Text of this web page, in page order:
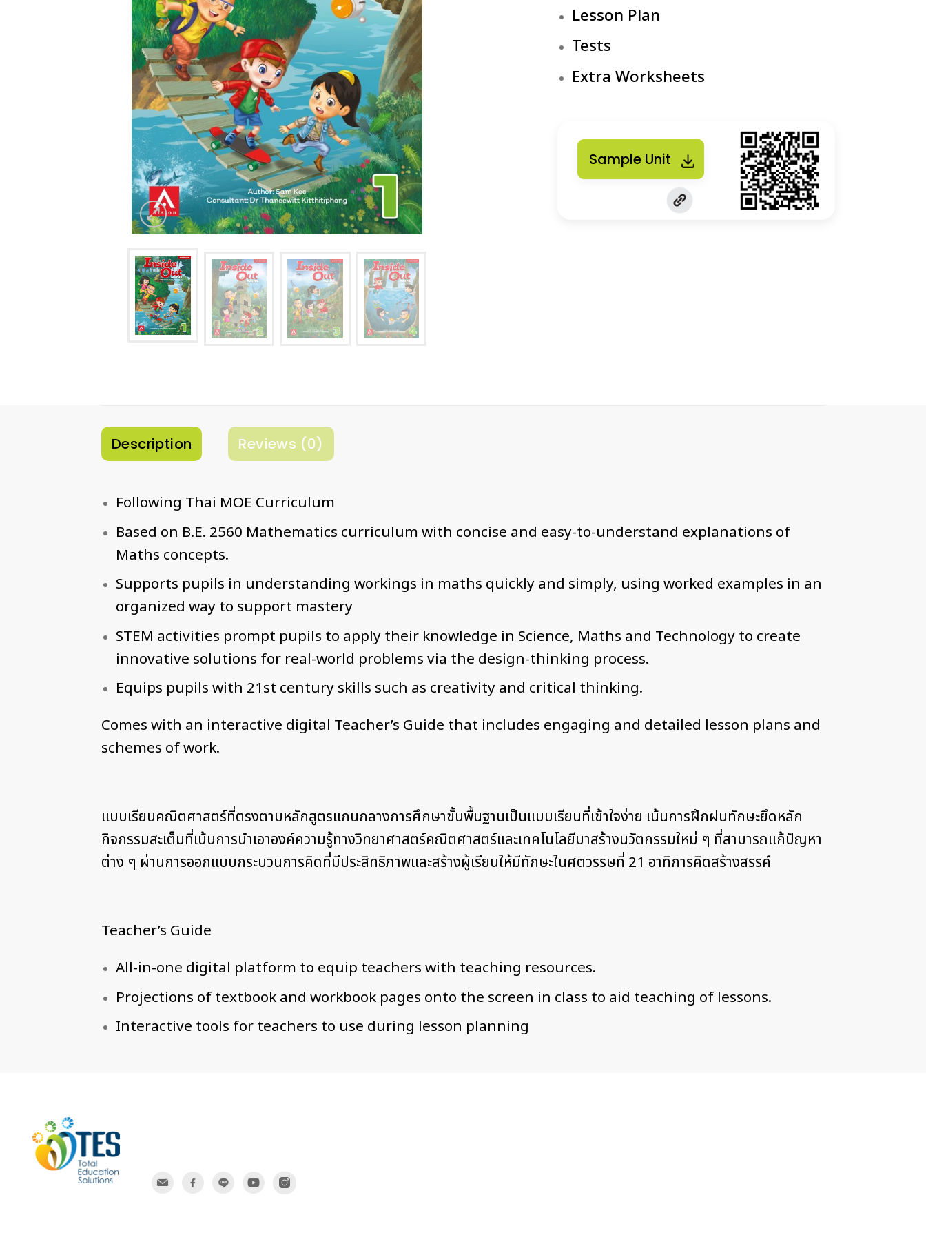
Lesson Plan
Tests
Extra Worksheets
Sample Unit
Description Reviews (0)
Following Thai MOE Curriculum
Based on B.E. 2560 Mathematics curriculum with concise and easy-to-understand explanations of
Maths concepts.
Supports pupils in understanding workings in maths quickly and simply, using worked examples in an
organized way to support mastery
STEM activities prompt pupils to apply their knowledge in Science, Maths and Technology to create
innovative solutions for real-world problems via the design-thinking process.
Equips pupils with 21st century skills such as creativity and critical thinking.
Comes with an interactive digital Teacher’s Guide that includes engaging and detailed lesson plans and
schemes of work.
แบบเรียนคณิตศาสตร์ที่ตรงตามหลักสูตรแกนกลางการศึกษาขั้นพื้นฐานเป็นแบบเรียนที่เข้าใจง่าย เน้นการฝึกฝนทักษะยึดหลัก
กิจกรรมสะเต็มที่เน้นการนำเอาองค์ความรู้ทางวิทยาศาสตร์คณิตศาสตร์และเทคโนโลยีมาสร้างนวัตกรรมใหม่ ๆ ที่สามารถแก้ปัญหา
ต่าง ๆ ผ่านการออกแบบกระบวนการคิดที่มีประสิทธิภาพและสร้างผู้เรียนให้มีทักษะในศตวรรษที่ 21 อาทิการคิดสร้างสรรค์
Teacher’s Guide
All-in-one digital platform to equip teachers with teaching resources.
Projections of textbook and workbook pages onto the screen in class to aid teaching of lessons.
Interactive tools for teachers to use during lesson planning